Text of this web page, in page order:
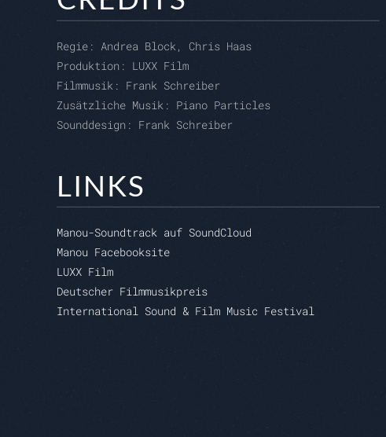
Regie: Andrea Block, Chris Haas
Produktion: LUXX Film
Filmmusik: Frank Schreiber
Zusätzliche Musik: Piano Particles
Sounddesign: Frank Schreiber
LINKS
Manou-Soundtrack auf SoundCloud
Manou Facebooksite
LUXX Film
Deutscher Filmmusikpreis
International Sound & Film Music Festival